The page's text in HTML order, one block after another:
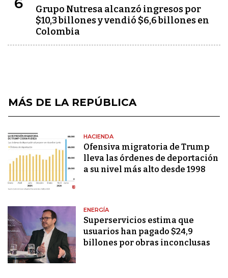
Grupo Nutresa alcanzó ingresos por
$10,3 billones y vendió $6,6 billones en
Colombia
MÁS DE LA REPÚBLICA
HACIENDA
Ofensiva migratoria de Trump
lleva las órdenes de deportación
a su nivel más alto desde 1998
ENERGÍA
Superservicios estima que
usuarios han pagado $24,9
billones por obras inconclusas